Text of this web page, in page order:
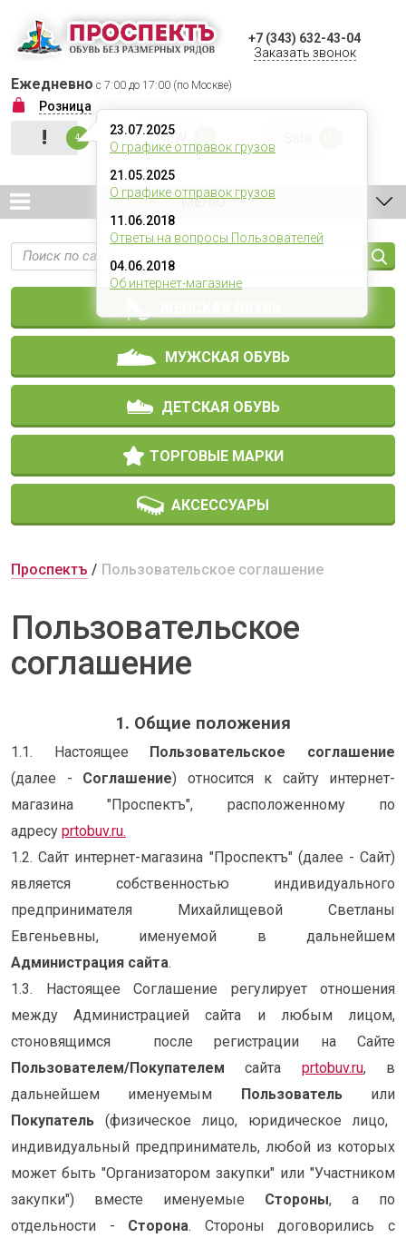
+7 (343) 632-43-04
Заказать звонок
Ежедневно с 7:00 до 17:00 (по Москве)
Розница
! 4
23.07.2025
О графике отправок грузов
21.05.2025
О графике отправок грузов
11.06.2018
Ответы на вопросы Пользователей
04.06.2018
Об интернет-магазине
NEW
МЕНЮ
МУЖСКАЯ ОБУВЬ
ДЕТСКАЯ ОБУВЬ
ТОРГОВЫЕ МАРКИ
АКСЕССУАРЫ
Проспектъ Пользовательское соглашение
Пользовательское
соглашение
1. Общие положения
1.1. Настоящее
Пользовательское соглашение
(далее - Соглашение) относится к сайту интернет-
магазина "Проспектъ", расположенному по
адресу prtobuv.ru.
1.2. Сайт интернет-магазина "Проспектъ" (далее - Сайт)
является собственностью индивидуального
предпринимателя Михайлищевой Светланы
Евгеньевны, именуемой в дальнейшем
Администрация сайта.
1.3. Настоящее Соглашение регулирует отношения
между Администрацией сайта и любым лицом,
стоновящимся после регистрации на Сайте
Пользователем/Покупателем сайта prtobuv.ru, в
дальнейшем именуемым
Пользователь или
Покупатель (физическое лицо, юридическое лицо,
индивидуальный предприниматель, любой из которых
может быть "Организатором закупки" или "Участником
закупки") вместе именуемые Стороны, а по
отдельности - Сторона. Стороны договорились с